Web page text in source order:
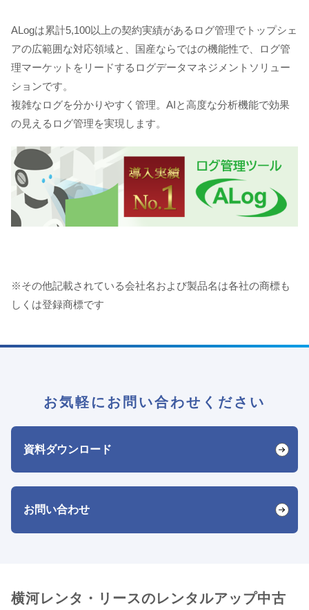
ALogは累計5,100以上の契約実績があるログ管理でトップシェ
アの広範囲な対応領域と、国産ならではの機能性で、ログ管
理マーケットをリードするログデータマネジメントソリュー
ションです。
複雑なログを分かりやすく管理。AIと高度な分析機能で効果
の見えるログ管理を実現します。
※その他記載されている会社名および製品名は各社の商標も
しくは登録商標です
お気軽にお問い合わせください
資料ダウンロード
お問い合わせ
横河レンタ・リースのレンタルアップ中古